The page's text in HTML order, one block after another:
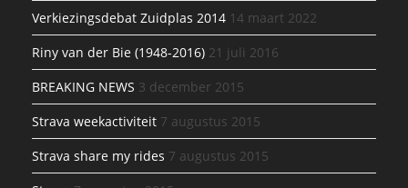
Verkiezingsdebat Zuidplas 2014 14 maart 2022
Riny van der Bie (1948-2016) 21 juli 2016
BREAKING NEWS 3 december 2015
Strava weekactiviteit 7 augustus 2015
Strava share my rides 7 augustus 2015